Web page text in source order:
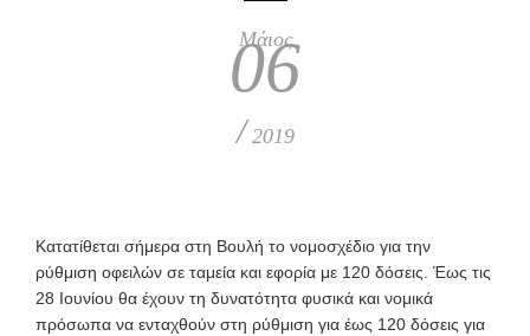
Μάιος
06
/ 2019
Κατατίθεται σήμερα στη Βουλή το νομοσχέδιο για την
ρύθμιση οφειλών σε ταμεία και εφορία με 120 δόσεις. Έως τις
28 Ιουνίου θα έχουν τη δυνατότητα φυσικά και νομικά
πρόσωπα να ενταχθούν στη ρύθμιση για έως 120 δόσεις για